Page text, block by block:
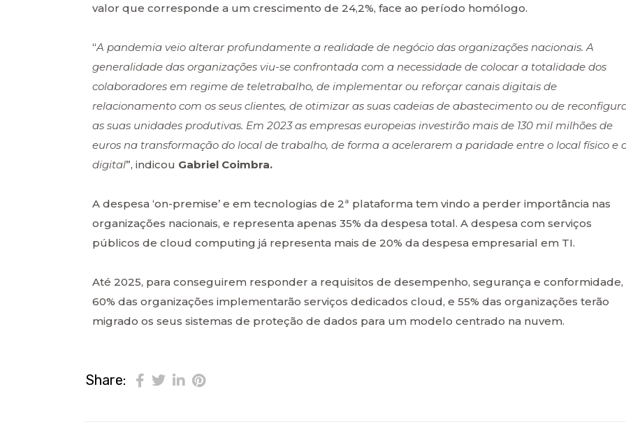
valor que corresponde a um crescimento de 24,2%, face ao período homólogo.
“A pandemia veio alterar profundamente a realidade de negócio das organizações nacionais. A
generalidade das organizações viu-se confrontada com a necessidade de colocar a totalidade dos
colaboradores em regime de teletrabalho, de implementar ou reforçar canais digitais de
relacionamento com os seus clientes, de otimizar as suas cadeias de abastecimento ou de
as suas unidades produtivas. Em 2023 as empresas europeias investirão mais de 130 mil milhões de
euros na transformação do local de trabalho, de forma a acelerarem a paridade entre o local físico e
digital”, indicou Gabriel Coimbra.
A despesa ‘on-premise’ e em tecnologias de 2ª plataforma tem vindo a perder importância nas
organizações nacionais, e representa apenas 35% da despesa total. A despesa com serviços
públicos de cloud computing já representa mais de 20% da despesa empresarial em TI.
Até 2025, para conseguirem responder a requisitos de desempenho, segurança e conformidade,
60% das organizações implementarão serviços dedicados cloud, e 55% das organizações terão
migrado os seus sistemas de proteção de dados para um modelo centrado na nuvem.
Share: